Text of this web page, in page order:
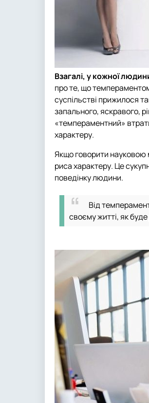
Взагалі, у кожної
про те, що
суспільстві прижилося
запального, яскравого,
«темпераментний»
характеру.
Якщо говорити науковою
риса характеру. Це
поведінку людини.
Від
своєму житті, як